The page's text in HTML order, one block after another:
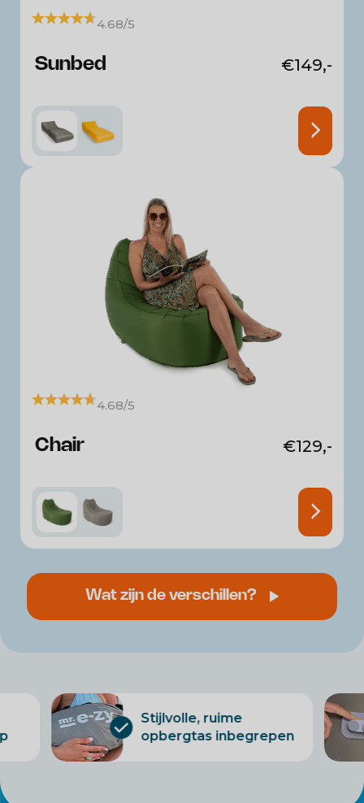
4.68/5
Sunbed €149,-
4.68/5
Chair €129,-
Wat zijn de verschillen?
Stijlvolle, ruime
opbergtas inbegrepen